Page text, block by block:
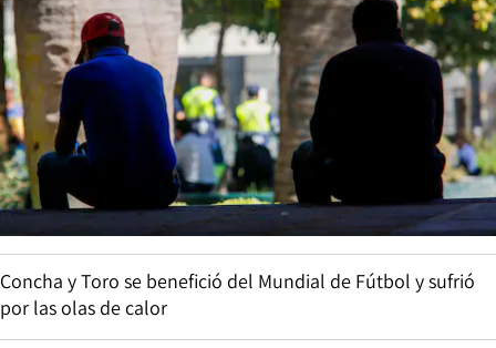
Concha y Toro se benefició del Mundial de Fútbol y sufrió
por las olas de calor